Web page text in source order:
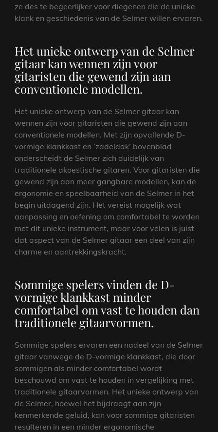
ze des te begeerlijker voor diegenen die de unieke
klank en geschiedenis van de Selmer willen ervaren.
Het unieke ontwerp van de Selmer
gitaar kan wennen zijn voor
gitaristen die gewend zijn aan
conventionele modellen.
Het unieke ontwerp van de Selmer gitaar kan
wennen zijn voor gitaristen die gewend zijn aan
conventionele modellen. Met zijn opvallende D-
vormige klankkast en ‘zadeldak’ bovenblad
onderscheidt de Selmer zich duidelijk van
traditionele akoestische gitaren. Voor gitaristen die
gewend zijn aan meer gangbare modellen, kan de
ergonomie en speelbaarheid van de Selmer in het
begin uitdagend zijn. Het vereist mogelijk wat
aanpassing en oefening om comfortabel te worden
met dit unieke instrument, maar voor velen is juist
dat aspect van de Selmer gitaar een deel van zijn
charme en aantrekkingskracht.
Sommige spelers vinden de D-
vormige klankkast minder
comfortabel om vast te houden dan
traditionele gitaarvormen.
Sommige spelers ervaren een nadeel van de Selmer
gitaar vanwege de D-vormige klankkast, die door
sommigen als minder comfortabel wordt
beschouwd om vast te houden in vergelijking met
traditionele gitaarvormen. Het unieke ontwerp van
de Selmer, hoewel het bijdraagt aan zijn
kenmerkende geluid, kan voor sommige gitaristen
resulteren in een minder ergonomische